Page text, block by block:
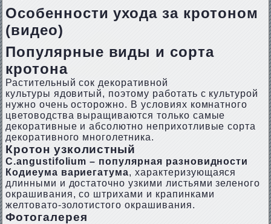
Особенности ухода за кротоном
(видео)
Популярные виды и сорта
кротона
Растительный сок декоративной
культуры ядовитый, поэтому работать с культурой
нужно очень осторожно. В условиях комнатного
цветоводства выращиваются только самые
декоративные и абсолютно неприхотливые сорта
декоративного многолетника.
Кротон узколистный
С.аngustifоlium – популярная разновидности
Кодиеума вариегатума, характеризующаяся
длинными и достаточно узкими листьями зеленого
окрашивания, со штрихами и крапинками
желтовато-золотистого окрашивания.
Фотогалерея